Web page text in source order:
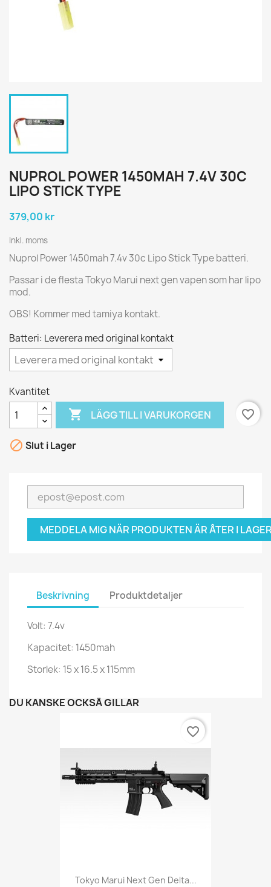
NUPROL POWER 1450MAH 7.4V 30C
LIPO STICK TYPE
379,00 kr
Inkl. moms
Nuprol Power 1450mah 7.4v 30c Lipo Stick Type batteri.
Passar i de flesta Tokyo Marui next gen vapen som har lipo
mod.
OBS! Kommer med tamiya kontakt.
Batteri: Leverera med original kontakt
Kvantitet
 LÄGG TILL I VARUKORGEN favorite_border
 Slut i Lager
MEDDELA MIG NÄR PRODUKTEN ÄR ÅTER I
Beskrivning Produktdetaljer
Volt: 7.4v
Kapacitet: 1450mah
Storlek: 15 x 16.5 x 115mm
DU KANSKE OCKSÅ GILLAR
Tokyo Marui Next Gen Delta...
favorite_border